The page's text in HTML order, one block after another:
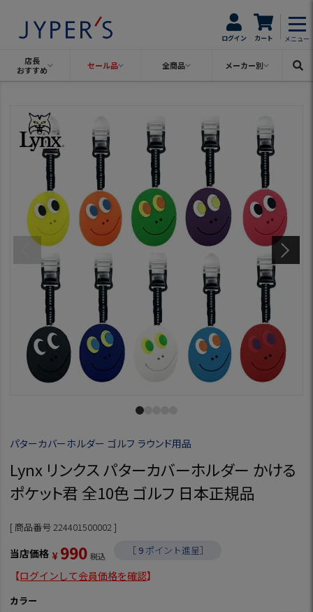
ログイン カート メニュー
店長
おすすめ
セール品 全商品 メーカー別
パターカバーホルダー ゴルフ ラウンド用品
Lynx リンクス パターカバーホルダー かける
ポケット君 全10色 ゴルフ 日本正規品
商品番号 224401500002
当店価格 ¥ 990 税込 ［ 9 ポイント進呈］
【ログインして会員価格を確認】
カラー